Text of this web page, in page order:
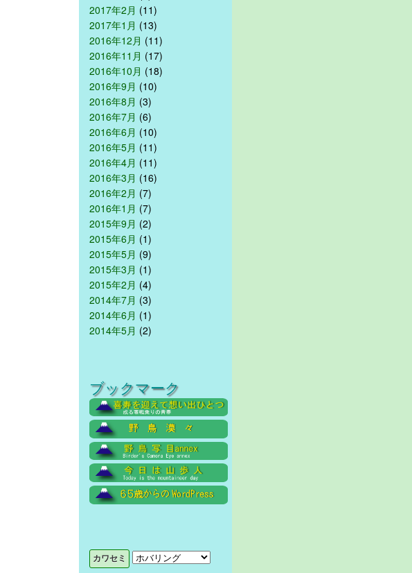
2017年2月 (11)
2017年1月 (13)
2016年12月 (11)
2016年11月 (17)
2016年10月 (18)
2016年9月 (10)
2016年8月 (3)
2016年7月 (6)
2016年6月 (10)
2016年5月 (11)
2016年4月 (11)
2016年3月 (16)
2016年2月 (7)
2016年1月 (7)
2015年9月 (2)
2015年6月 (1)
2015年5月 (9)
2015年3月 (1)
2015年2月 (4)
2014年7月 (3)
2014年6月 (1)
2014年5月 (2)
ブックマーク